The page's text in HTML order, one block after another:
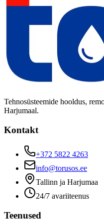
Tehnosüsteemide hooldus,
Harjumaal.
Kontakt
+372 5822 4263
info@torusos.ee
Tallinn ja Harjumaa
24/7 avariiteenus
Teenused